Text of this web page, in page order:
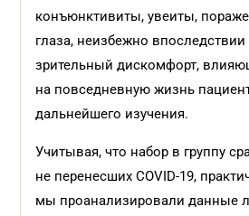
конъюнк­тивиты, увеиты,
глаза, неизбежно
зрительный дискомфорт,
на повседневную жизнь
дальнейшего изучения.
Учитывая, что набор в группу
не перенесших COVID-19,
мы проанализировали данные